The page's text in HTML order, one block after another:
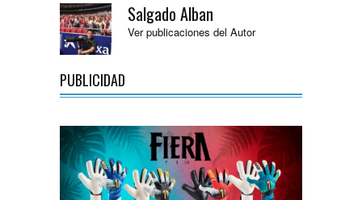
Salgado Alban
Ver publicaciones del Autor
PUBLICIDAD